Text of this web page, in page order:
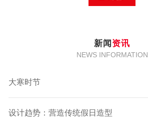
新闻 资讯
NEWS INFORMATION
大寒时节
设计趋势：营造传统假日造型